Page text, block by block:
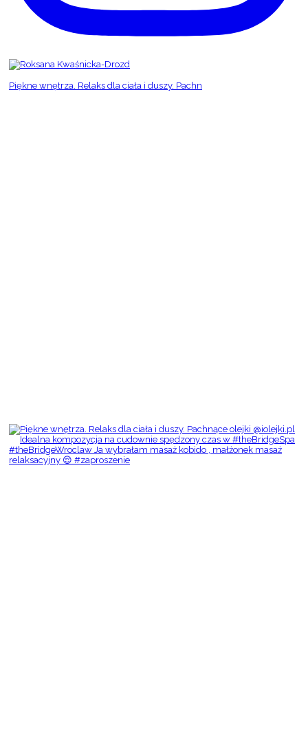
Piękne wnętrza. Relaks dla ciała i duszy. Pachn